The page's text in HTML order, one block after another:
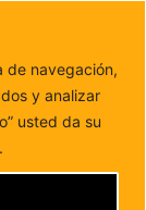
de navegación,
y analizar
usted da su
la...